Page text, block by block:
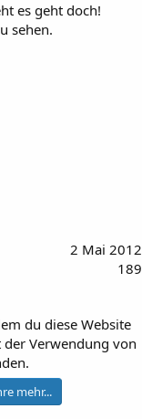
es geht doch!
sehen.
2 Mai 2012
189
du diese Website
Verwendung von
mehr...